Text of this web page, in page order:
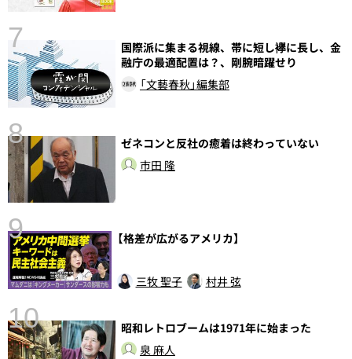
7
国際派に集まる視線、帯に短し襷に長し、金
融庁の最適配置は？、剛腕暗躍せり
「文藝春秋」編集部
8
ゼネコンと反社の癒着は終わっていない
市田 隆
9 【格差が広がるアメリカ】
三牧 聖子 村井 弦
10
昭和レトロブームは1971年に始まった
泉 麻人